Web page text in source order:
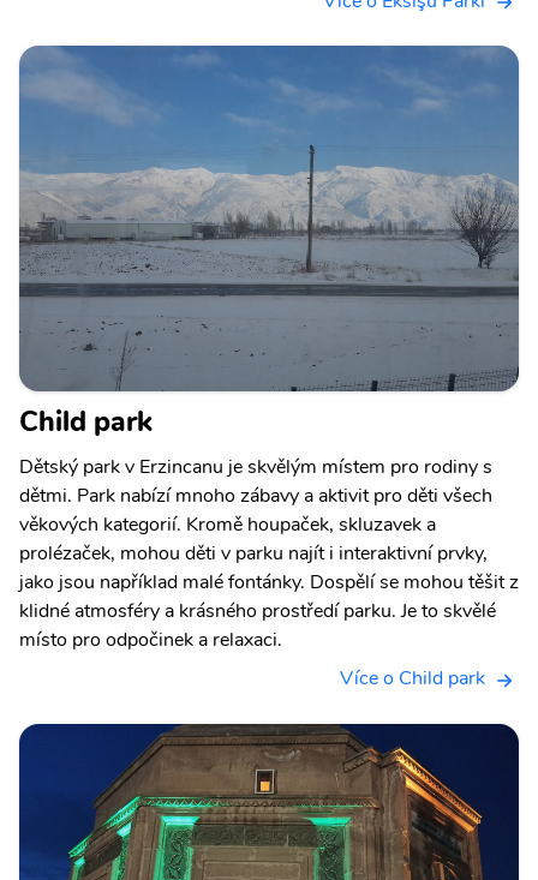
Child park
Dětský park v Erzincanu je skvělým místem pro rodiny s
dětmi. Park nabízí mnoho zábavy a aktivit pro děti všech
věkových kategorií. Kromě houpaček, skluzavek a
prolézaček, mohou děti v parku najít i interaktivní prvky,
jako jsou například malé fontánky. Dospělí se mohou těšit z
klidné atmosféry a krásného prostředí parku. Je to skvělé
místo pro odpočinek a relaxaci.
Více o Child park